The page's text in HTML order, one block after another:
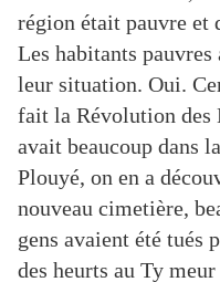
région était pauvre et
Les habitants
leur situation. Oui.
fait la Révolution des
avait beaucoup dans
Plouyé, on en a
nouveau cimetière,
gens avaient été tués
des heurts au Ty